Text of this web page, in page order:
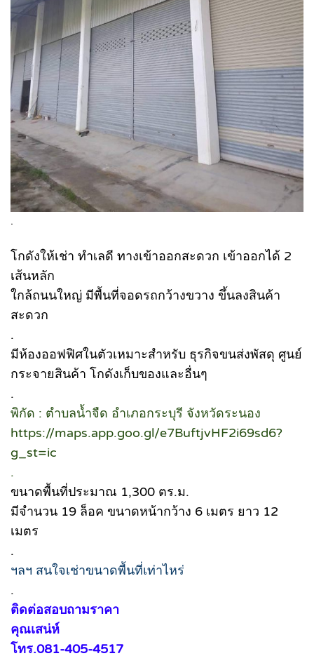
.
โกดังให้เช่า ทำเลดี ทางเข้าออกสะดวก เข้าออกได้ 2
เส้นหลัก
ใกล้ถนนใหญ่ มีพื้นที่จอดรถกว้างขวาง ขึ้นลงสินค้า
สะดวก
.
มีห้องออฟฟิศในตัวเหมาะสำหรับ ธุรกิจขนส่งพัสดุ ศูนย์
กระจายสินค้า โกดังเก็บของและอื่นๆ
.
พิกัด : ตำบลน้ำจืด อำเภอกระบุรี จังหวัดระนอง
https://maps.app.goo.gl/e7BuftjvHF2i69sd6?
g_st=ic
.
ขนาดพื้นที่ประมาณ 1,300 ตร.ม.
มีจำนวน 19 ล็อค ขนาดหน้ากว้าง 6 เมตร ยาว 12
เมตร
.
ฯลฯ สนใจเช่าขนาดพื้นที่เท่าไหร่
.
ติดต่อสอบถามราคา
คุณเสน่ห์
โทร.081-405-4517